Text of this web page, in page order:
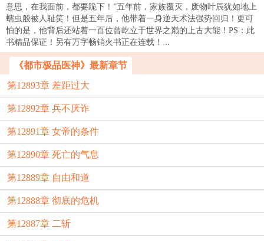
意思，在我面前，都要跪下！”五年前，家族覆灭，废物叶辰犹如地上
蠕虫般被人耻笑！但是五年后，他带着一身逆天术法强势回归！更可
怕的是，他背后还站着一百位曾屹立于世界之巅的上古大能！PS：此
书精品保证！另有万字畅销火书正在连载！...
《都市极品医神》最新章节
第12893章 差距过大
第12892章 兵不厌诈
第12891章 女帝的条件
第12890章 死亡的气息
第12889章 自由和道
第12888章 彻底的危机
第12887章 二斩